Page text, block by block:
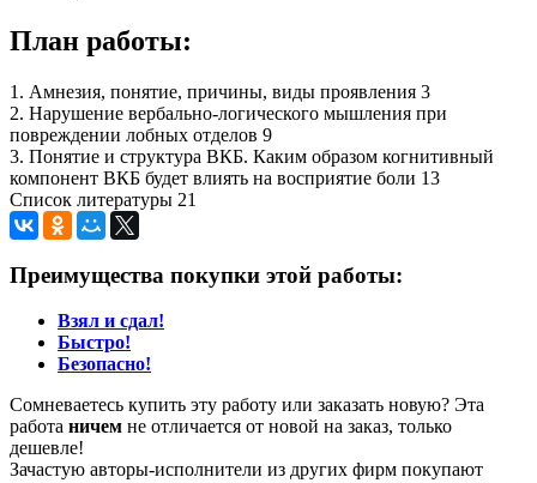
План работы:
1. Амнезия, понятие, причины, виды проявления 3
2. Нарушение вербально-логического мышления при
повреждении лобных отделов 9
3. Понятие и структура ВКБ. Каким образом когнитивный
компонент ВКБ будет влиять на восприятие боли 13
Список литературы 21
Преимущества покупки этой работы:
Взял и сдал!
Быстро!
Безопасно!
Сомневаетесь купить эту работу или заказать новую? Эта
работа ничем не отличается от новой на заказ, только
дешевле!
Зачастую авторы-исполнители из других фирм покупают